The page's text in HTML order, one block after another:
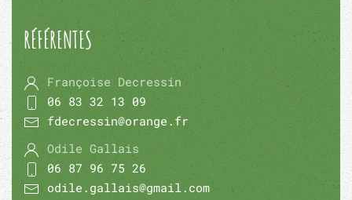
RÉFÉRENTES
Françoise Decressin
06 83 32 13 09
fdecressin@orange.fr
Odile Gallais
06 87 96 75 26
odile.gallais@gmail.com